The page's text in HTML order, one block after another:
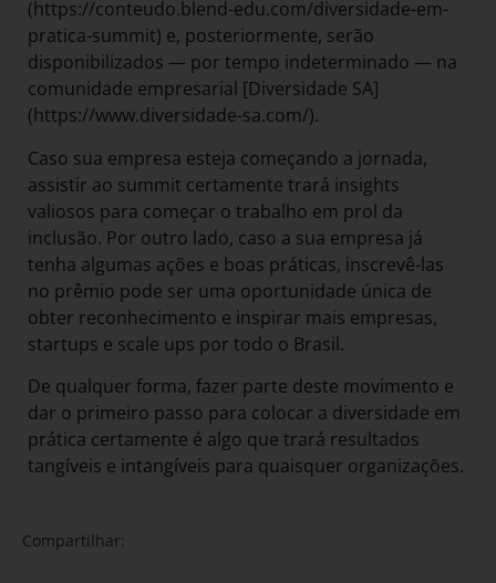
(https://conteudo.blend-edu.com/diversidade-em-
pratica-summit) e, posteriormente, serão
disponibilizados — por tempo indeterminado — na
comunidade empresarial [Diversidade SA]
(https://www.diversidade-sa.com/).
Caso sua empresa esteja começando a jornada,
assistir ao summit certamente trará insights
valiosos para começar o trabalho em prol da
inclusão. Por outro lado, caso a sua empresa já
tenha algumas ações e boas práticas, inscrevê-las
no prêmio pode ser uma oportunidade única de
obter reconhecimento e inspirar mais empresas,
startups e scale ups por todo o Brasil.
De qualquer forma, fazer parte deste movimento e
dar o primeiro passo para colocar a diversidade em
prática certamente é algo que trará resultados
tangíveis e intangíveis para quaisquer organizações.
Compartilhar: